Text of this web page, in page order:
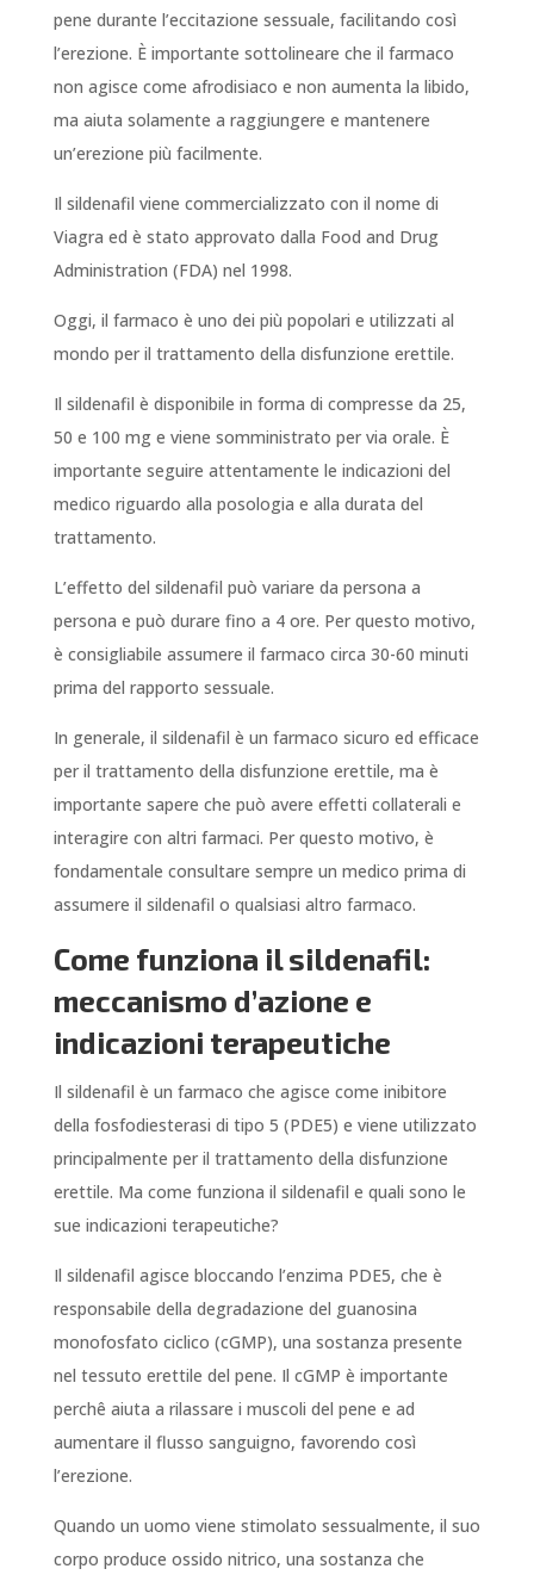
pene durante l’eccitazione sessuale, facilitando così
l’erezione. È importante sottolineare che il farmaco
non agisce come afrodisiaco e non aumenta la libido,
ma aiuta solamente a raggiungere e mantenere
un’erezione più facilmente.
Il sildenafil viene commercializzato con il nome di
Viagra ed è stato approvato dalla Food and Drug
Administration (FDA) nel 1998.
Oggi, il farmaco è uno dei più popolari e utilizzati al
mondo per il trattamento della disfunzione erettile.
Il sildenafil è disponibile in forma di compresse da 25,
50 e 100 mg e viene somministrato per via orale. È
importante seguire attentamente le indicazioni del
medico riguardo alla posologia e alla durata del
trattamento.
L’effetto del sildenafil può variare da persona a
persona e può durare fino a 4 ore. Per questo motivo,
è consigliabile assumere il farmaco circa 30-60 minuti
prima del rapporto sessuale.
In generale, il sildenafil è un farmaco sicuro ed efficace
per il trattamento della disfunzione erettile, ma è
importante sapere che può avere effetti collaterali e
interagire con altri farmaci. Per questo motivo, è
fondamentale consultare sempre un medico prima di
assumere il sildenafil o qualsiasi altro farmaco.
Come funziona il sildenafil:
meccanismo d’azione e
indicazioni terapeutiche
Il sildenafil è un farmaco che agisce come inibitore
della fosfodiesterasi di tipo 5 (PDE5) e viene utilizzato
principalmente per il trattamento della disfunzione
erettile. Ma come funziona il sildenafil e quali sono le
sue indicazioni terapeutiche?
Il sildenafil agisce bloccando l’enzima PDE5, che è
responsabile della degradazione del guanosina
monofosfato ciclico (cGMP), una sostanza presente
nel tessuto erettile del pene. Il cGMP è importante
perchê aiuta a rilassare i muscoli del pene e ad
aumentare il flusso sanguigno, favorendo così
l’erezione.
Quando un uomo viene stimolato sessualmente, il suo
corpo produce ossido nitrico, una sostanza che